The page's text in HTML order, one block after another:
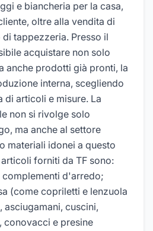
e biancheria per la casa,
oltre alla vendita di
tappezzeria. Presso il
acquistare non solo
anche prodotti già pronti, la
interna, scegliendo
di articoli e misure. La
non si rivolge solo
ma anche al settore
materiali idonei a questo
forniti da TF sono:
d'arredo;
(come copriletti e lenzuola
cuscini,
conovacci e presine